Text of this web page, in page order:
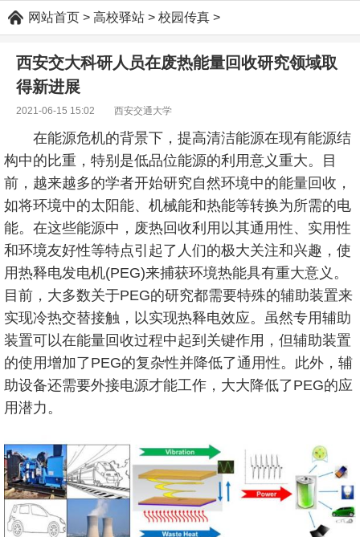
网站首页 > 高校驿站 > 校园传真 >
西安交大科研人员在废热能量回收研究领域取
得新进展
2021-06-15 15:02 西安交通大学
在能源危机的背景下，提高清洁能源在现有能源结
构中的比重，特别是低品位能源的利用意义重大。目
前，越来越多的学者开始研究自然环境中的能量回收，
如将环境中的太阳能、机械能和热能等转换为所需的电
能。在这些能源中，废热回收利用以其通用性、实用性
和环境友好性等特点引起了人们的极大关注和兴趣，使
用热释电发电机(PEG)来捕获环境热能具有重大意义。
目前，大多数关于PEG的研究都需要特殊的辅助装置来
实现冷热交替接触，以实现热释电效应。虽然专用辅助
装置可以在能量回收过程中起到关键作用，但辅助装置
的使用增加了PEG的复杂性并降低了通用性。此外，辅
助设备还需要外接电源才能工作，大大降低了PEG的应
用潜力。